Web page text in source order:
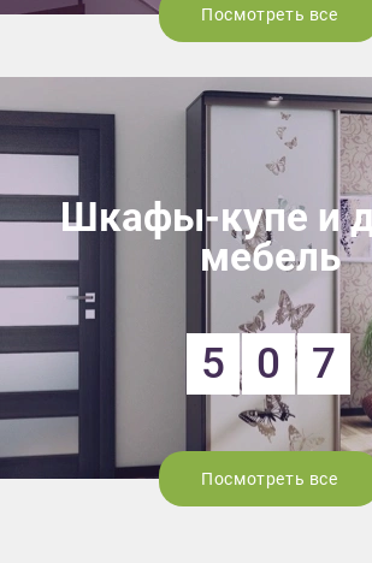
Посмотреть все
Шкафы-купе и
мебель
5 0 7
Посмотреть все